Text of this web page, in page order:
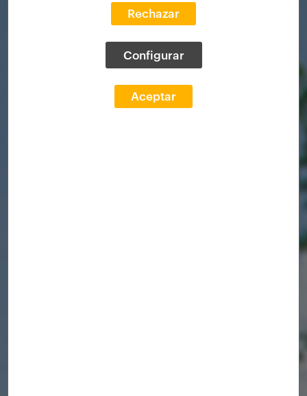
Rechazar
Configurar
Aceptar